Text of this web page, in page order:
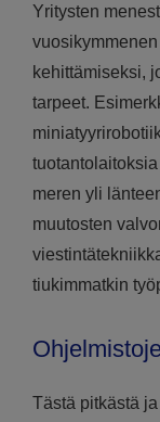
Yritysten
kehittämiseksi,
tarpeet.
meren yli
muutosten
tiukimmatkin
Tästä pitkästä